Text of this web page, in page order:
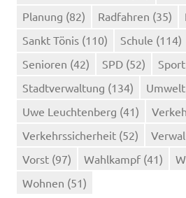
Planung (82) Radfahren (35)
Sankt Tönis (110) Schule (114)
Senioren (42) SPD (52) Sport
Stadtverwaltung (134) Umwelt
Uwe Leuchtenberg (41)
Verkehrssicherheit (52)
Vorst (97) Wahlkampf (41)
Wohnen (51)